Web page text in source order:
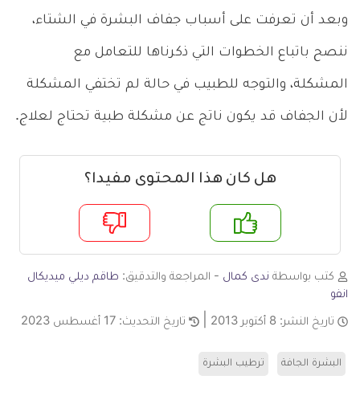
وبعد أن تعرفت على أسباب جفاف البشرة في الشتاء،
ننصح باتباع الخطوات التي ذكرناها للتعامل مع
المشكلة، والتوجه للطبيب في حالة لم تختفي المشكلة
لأن الجفاف قد يكون ناتج عن مشكلة طبية تحتاج لعلاج.
هل كان هذا المحتوى مفيدا؟
لا
كتب بواسطة ندى كمال - المراجعة والتدقيق: طاقم ديلي ميديكال
انفو
تاريخ النشر: 8 أكتوبر 2013 تاريخ التحديث: 17 أغسطس 2023
البشرة الجافة ترطيب البشرة